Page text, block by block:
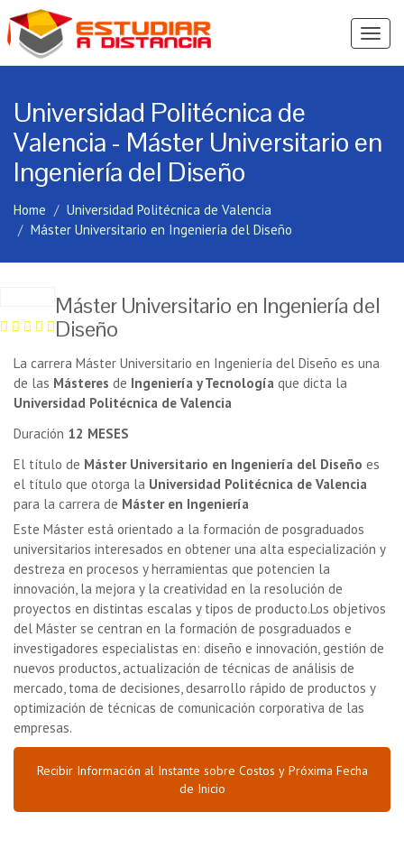
Ver
Universidad Politécnica de
Valencia - Máster Universitario en
Ingeniería del Diseño
Home
Universidad Politécnica de Valencia
Máster Universitario en Ingeniería del Diseño
Máster Universitario en Ingeniería del
Diseño
La carrera Máster Universitario en Ingeniería del Diseño es una
de las Másteres de Ingeniería y Tecnología que dicta la
Universidad Politécnica de Valencia
Duración 12 MESES
El título de Máster Universitario en Ingeniería del Diseño es
el título que otorga la Universidad Politécnica de Valencia
para la carrera de Máster en Ingeniería
Este Máster está orientado a la formación de posgraduados
universitarios interesados en obtener una alta especialización y
destreza en procesos y herramientas que potencien la
innovación, la mejora y la creatividad en la resolución de
proyectos en distintas escalas y tipos de producto.Los objetivos
del Máster se centran en la formación de posgraduados e
investigadores especialistas en: diseño e innovación, gestión de
nuevos productos, actualización de técnicas de análisis de
mercado, toma de decisiones, desarrollo rápido de productos y
optimización de técnicas de comunicación corporativa de las
empresas.
Recibir Información al Instante sobre Costos y Próxima Fecha
de Inicio